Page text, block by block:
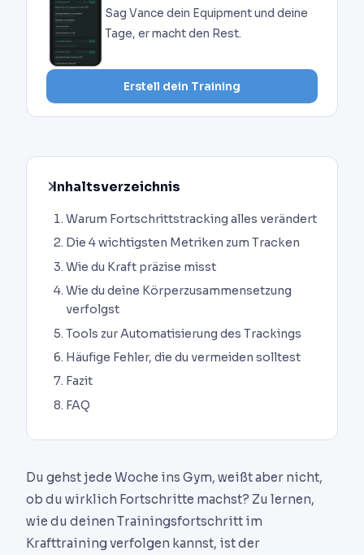
Sag Vance dein Equipment und deine
Tage, er macht den Rest.
Erstell dein Training
Inhaltsverzeichnis
Warum Fortschrittstracking alles verändert
Die 4 wichtigsten Metriken zum Tracken
Wie du Kraft präzise misst
Wie du deine Körperzusammensetzung
verfolgst
Tools zur Automatisierung des Trackings
Häufige Fehler, die du vermeiden solltest
Fazit
FAQ
Du gehst jede Woche ins Gym, weißt aber nicht,
ob du wirklich Fortschritte machst? Zu lernen,
wie du deinen Trainingsfortschritt im
Krafttraining verfolgen kannst, ist der